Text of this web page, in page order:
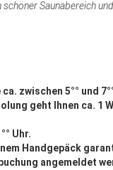
Saunabereich
zwischen 5°° und
geht Ihnen ca. 1
Uhr.
Handgepäck
angemeldet